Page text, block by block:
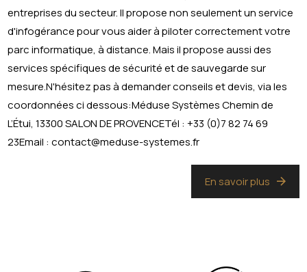
entreprises du secteur. Il propose non seulement un service
d'infogérance pour vous aider à piloter correctement votre
parc informatique, à distance. Mais il propose aussi des
services spécifiques de sécurité et de sauvegarde sur
mesure.N'hésitez pas à demander conseils et devis, via les
coordonnées ci dessous:Méduse Systèmes Chemin de
L’Étui, 13300 SALON DE PROVENCETél : +33 (0)7 82 74 69
23Email : contact@meduse-systemes.fr
En savoir plus